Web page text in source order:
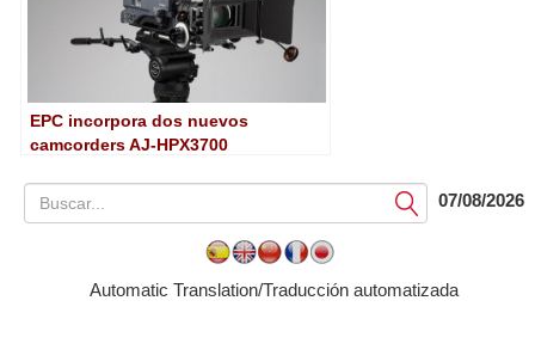
EPC incorpora dos nuevos
camcorders AJ-HPX3700
Submit07/08/2026
Automatic Translation/Traducción automatizada